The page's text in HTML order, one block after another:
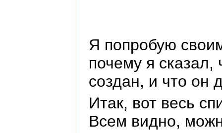
Я попробую
почему я
создан, и что он
Итак, вот весь
Всем видно,